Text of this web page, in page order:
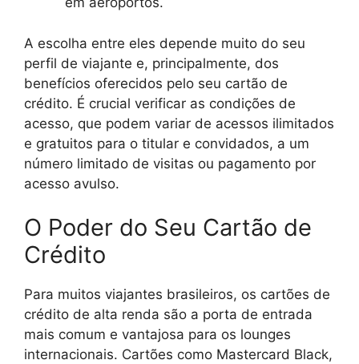
A escolha entre eles depende muito do seu
perfil de viajante e, principalmente, dos
benefícios oferecidos pelo seu cartão de
crédito. É crucial verificar as condições de
acesso, que podem variar de acessos ilimitados
e gratuitos para o titular e convidados, a um
número limitado de visitas ou pagamento por
acesso avulso.
O Poder do Seu Cartão de
Crédito
Para muitos viajantes brasileiros, os cartões de
crédito de alta renda são a porta de entrada
mais comum e vantajosa para os lounges
internacionais. Cartões como Mastercard Black,